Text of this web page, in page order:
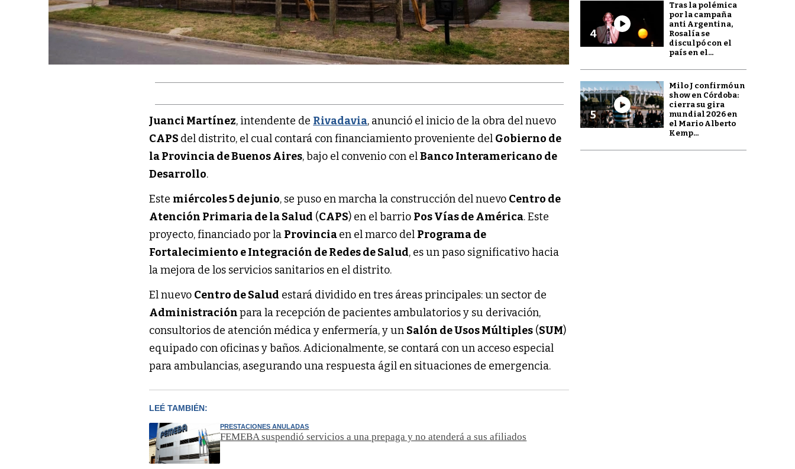
Juanci Martínez, intendente de Rivadavia, anunció el inicio de la obra del nuevo
CAPS del distrito, el cual contará con financiamiento proveniente del Gobierno de
la Provincia de Buenos Aires, bajo el convenio con elBanco Interamericano de
Desarrollo.
Este miércoles 5 de junio, se puso en marcha la construcción del nuevo Centro de
Atención Primaria de la Salud (CAPS) en el barrio Pos Vías de América. Este
proyecto, financiado por la Provinciaen el marco del Programa de
Fortalecimiento e Integración de Redes de Salud, es un paso significativo hacia
la mejora de los servicios sanitarios en el distrito.
El nuevo Centro de Salud estará dividido en tres áreas principales: un sector de
Administraciónpara la recepción de pacientes ambulatorios y su derivación,
consultorios de atención médica y enfermería, y un Salón de Usos Múltiples (SUM)
equipado con oficinas y baños. Adicionalmente, se contará con un acceso especial
para ambulancias, asegurando una respuesta ágil en situaciones de emergencia.
LEÉ TAMBIÉN:
PRESTACIONES ANULADAS
FEMEBA suspendió servicios a una prepaga y no atenderá a sus afiliados
4
Tras la polémica
por la campaña
anti Argentina,
Rosalía se
disculpó con el
país en el...
5
Milo J confirmó un
show en Córdoba:
cierra su gira
mundial 2026 en
el Mario Alberto
Kemp...